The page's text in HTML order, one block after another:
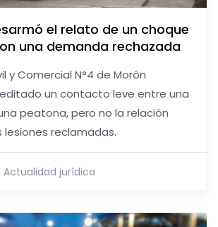
el relato de un choque
una demanda rechazada
y Comercial N°4 de Morón
un contacto leve entre una
peatona, pero no la relación
lesiones reclamadas.
Actualidad jurídica